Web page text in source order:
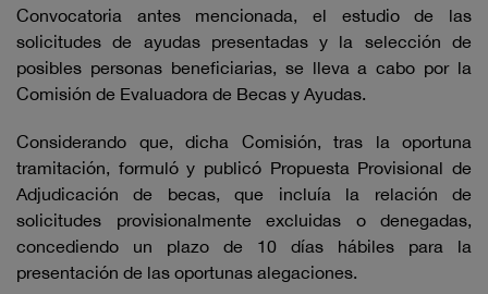
Convocatoria antes mencionada, el estudio de las
solicitudes de ayudas presentadas y la selección de
posibles personas beneficiarias, se lleva a cabo por la
Comisión de Evaluadora de Becas y Ayudas.
Considerando que, dicha Comisión, tras la oportuna
tramitación, formuló y publicó Propuesta Provisional de
Adjudicación de becas, que incluía la relación de
solicitudes provisionalmente excluidas o denegadas,
concediendo un plazo de 10 días hábiles para la
presentación de las oportunas alegaciones.